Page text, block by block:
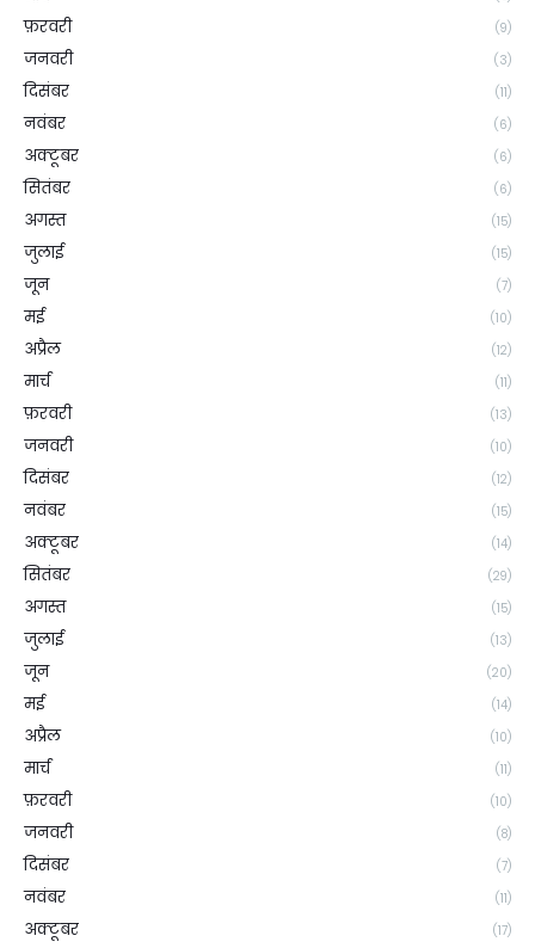
फ़रवरी (9)
जनवरी (3)
दिसंबर (11)
नवंबर (6)
अक्टूबर (6)
सितंबर (6)
अगस्त (15)
जुलाई (15)
जून (7)
मई (10)
अप्रैल (12)
मार्च (11)
फ़रवरी (13)
जनवरी (10)
दिसंबर (12)
नवंबर (15)
अक्टूबर (14)
सितंबर (29)
अगस्त (15)
जुलाई (13)
जून (20)
मई (14)
अप्रैल (10)
मार्च (11)
फ़रवरी (10)
जनवरी (8)
दिसंबर (7)
नवंबर (11)
अक्टूबर (17)